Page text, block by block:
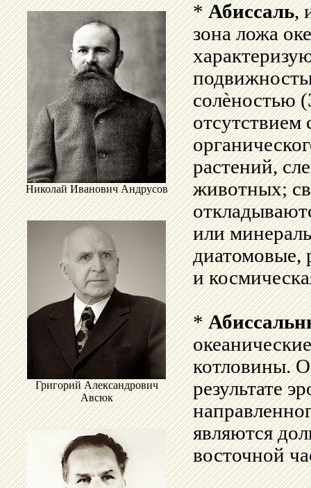
Николай Иванович Андрусов
Григорий Александрович
Авсюк
*Абиссаль,
зона ложа
солѐностью
отсутствием
растений,
животных;
или
диатомовые,
и
*
котловины.
результате
являются
восточной